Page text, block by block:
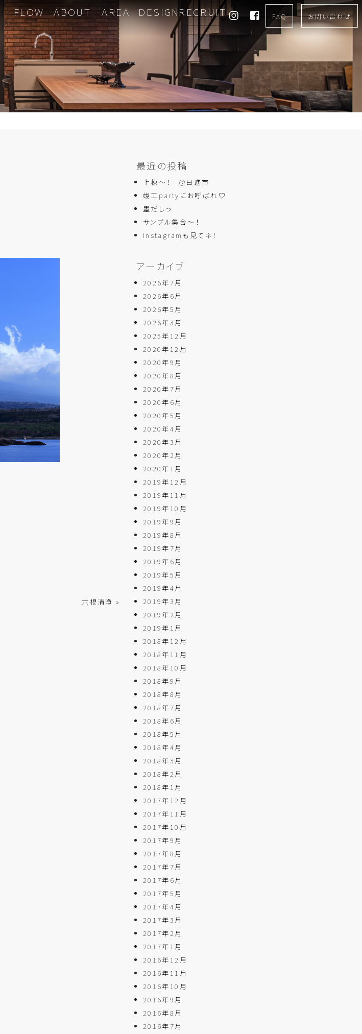
FLOW ABOUT AREA DESIGNRECRUIT FAQ お問い合わせ
六根清浄 »
最近の投稿
上棟～！ @日進市
竣工partyにお呼ばれ♡
墨だしっ
サンプル集合～！
Instagramも見てネ！
アーカイブ
2026年7月
2026年6月
2026年5月
2026年3月
2025年12月
2020年12月
2020年9月
2020年8月
2020年7月
2020年6月
2020年5月
2020年4月
2020年3月
2020年2月
2020年1月
2019年12月
2019年11月
2019年10月
2019年9月
2019年8月
2019年7月
2019年6月
2019年5月
2019年4月
2019年3月
2019年2月
2019年1月
2018年12月
2018年11月
2018年10月
2018年9月
2018年8月
2018年7月
2018年6月
2018年5月
2018年4月
2018年3月
2018年2月
2018年1月
2017年12月
2017年11月
2017年10月
2017年9月
2017年8月
2017年7月
2017年6月
2017年5月
2017年4月
2017年3月
2017年2月
2017年1月
2016年12月
2016年11月
2016年10月
2016年9月
2016年8月
2016年7月